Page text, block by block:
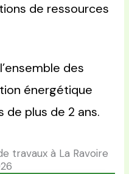
de ressources
des
énergétique
de plus de 2 ans.
travaux à La Ravoire